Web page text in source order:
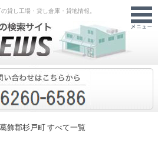
貸し工場・貸し倉庫・貸地情報。
飾郡杉戸町 すべて一覧